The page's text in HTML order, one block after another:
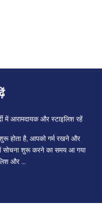
में आरामदायक और स्टाइलिश रहें
होता है, आपको गर्म रखने और
सोचना शुरू करने का समय आ गया
और ...